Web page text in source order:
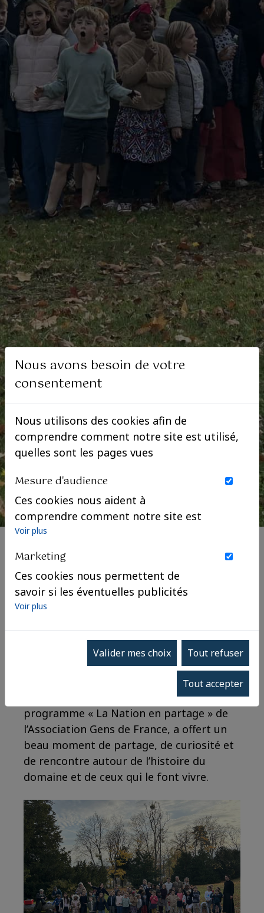
La semaine dernière, Monseigneur le
au domaine royal de Dreux les enfants et
encadrants du Patronage Don Bosco de
Dreux, soit près de soixante participants.
Cette visite, organisée dans le cadre du
programme « La Nation en partage » de
l’Association Gens de France, a offert un
beau moment de partage, de curiosité et
de rencontre autour de l’histoire du
domaine et de ceux qui le font vivre.
Nous avons besoin de votre
consentement
Nous utilisons des cookies afin de
comprendre comment notre site est utilisé,
quelles sont les pages vues
Mesure d'audience
Ces cookies nous aident à
comprendre comment notre site est
utilisé. Nous savons quelles pages
sont les plus vues, d'où viennent nos
visiteurs. Ils sont essentiels pour
nous afin de vous offrir la meilleure
expérience possible.
Voir plus
Marketing
Ces cookies nous permettent de
savoir si les éventuelles publicités
que nous avons pu vous proposer
Voir plus
Valider mes choix Tout refuser
Tout accepter